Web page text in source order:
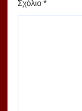
Σχόλιο *